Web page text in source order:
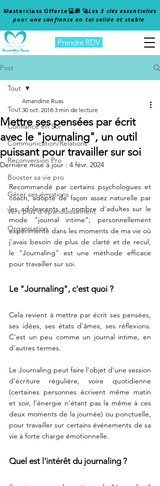
Masterclass Offerte 💻🎁 🚀Les 3 clés essentielles
pour une confiance en toi solide et stable
Prendre RDV
Post
Tout
Confiance en Soi
Communication/Relations
Reconversion Pro
Booster sa vie pro
Gérer ses émotions
Vers plus d'épanouissement
Organisation
Tout
Mettre ses pensées par écrit
avec le "journaling", un outil
puissant pour travailler sur soi
Amandine Ruas
30 oct. 2018 3 min de lecture
Dernière mise à jour : 4 févr. 2024
Recommandé par certains psychologues et
coach, adopté de façon assez naturelle par
les adolescents et nombre d'adultes sur le
mode "journal intime", personnellement
expérimenté dans les moments de ma vie où
j'avais besoin de plus de clarté et de recul,
le "Journaling" est une méthode efficace
pour travailler sur soi.
Le "Journaling", c'est quoi ?
Cela revient à mettre par écrit ses pensées,
ses idées, ses états d'âmes, ses réflexions.
C'est un peu comme un journal intime, en
d'autres termes.
Le Journaling peut faire l'objet d'une session
d'écriture régulière, voire quotidienne
(certaines personnes écrivent même matin
et soir, l'énergie n'étant pas la même à ces
deux moments de la journée) ou ponctuelle,
pour travailler sur certains événements de sa
vie à forte charge émotionnelle.
Quel est l'intérêt du journaling ?